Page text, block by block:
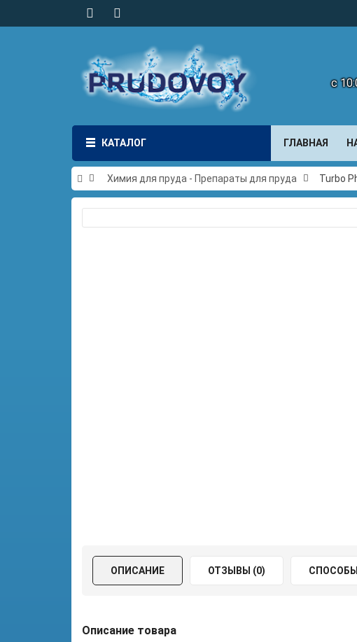
с
КАТАЛОГ ГЛАВНАЯ
Химия для пруда - Препараты для пруда Turbo
ОПИСАНИЕ ОТЗЫВЫ (0)
Описание товара